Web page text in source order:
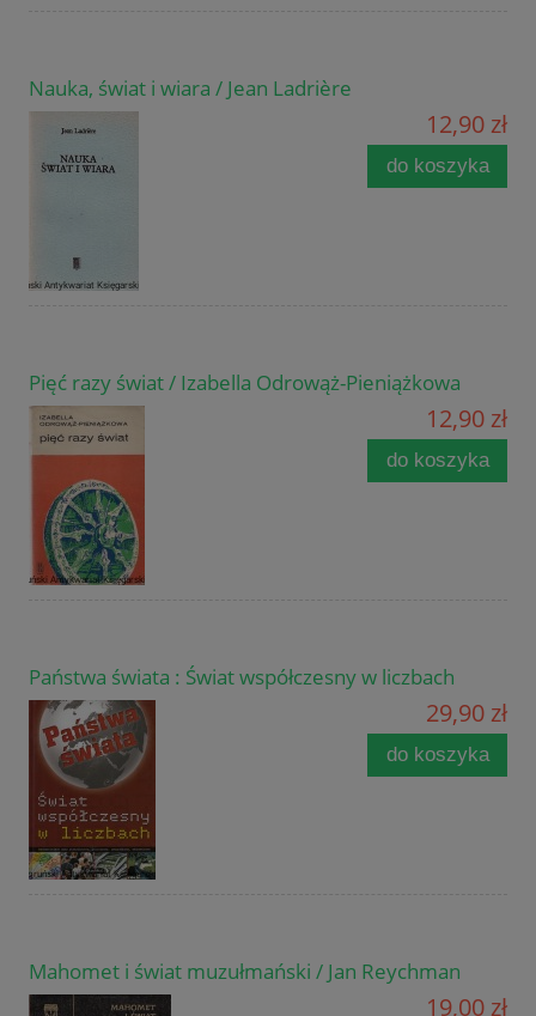
Nauka, świat i wiara / Jean Ladrière
12,90 zł
do koszyka
Pięć razy świat / Izabella Odrowąż-Pieniążkowa
12,90 zł
do koszyka
Państwa świata : Świat współczesny w liczbach
29,90 zł
do koszyka
Mahomet i świat muzułmański / Jan Reychman
19,00 zł